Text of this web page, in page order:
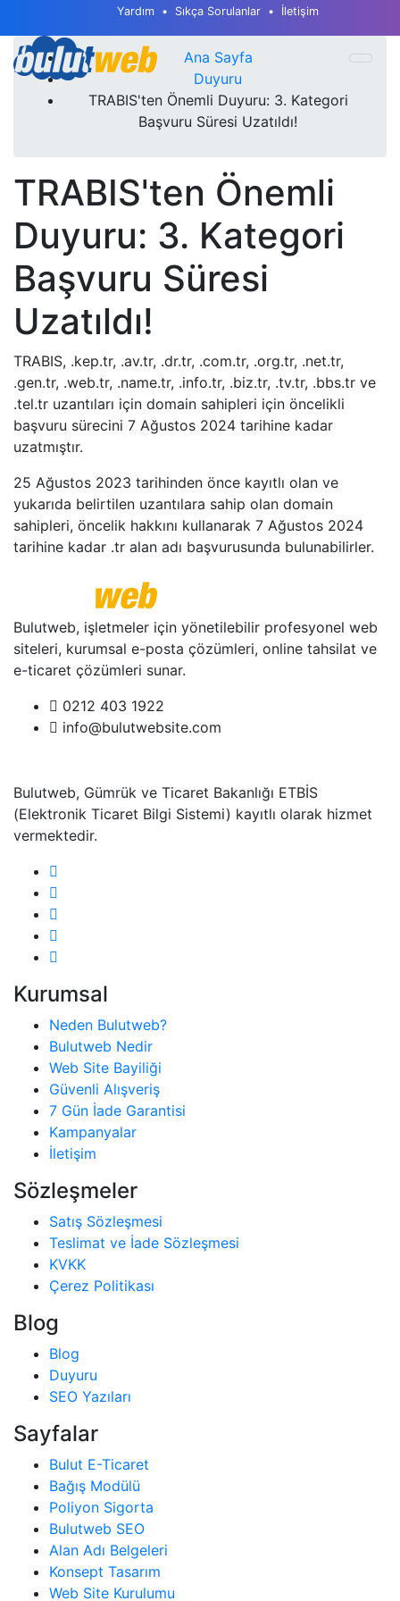
Yardım Sıkça Sorulanlar İletişim
Ana Sayfa
Duyuru
TRABIS'ten Önemli Duyuru: 3. Kategori
Başvuru Süresi Uzatıldı!
TRABIS'ten Önemli
Duyuru: 3. Kategori
Başvuru Süresi
Uzatıldı!
TRABIS, .kep.tr, .av.tr, .dr.tr, .com.tr, .org.tr, .net.tr,
.gen.tr, .web.tr, .name.tr, .info.tr, .biz.tr, .tv.tr, .bbs.tr ve
.tel.tr uzantıları için domain sahipleri için öncelikli
başvuru sürecini 7 Ağustos 2024 tarihine kadar
uzatmıştır.
25 Ağustos 2023 tarihinden önce kayıtlı olan ve
yukarıda belirtilen uzantılara sahip olan domain
sahipleri, öncelik hakkını kullanarak 7 Ağustos 2024
tarihine kadar .tr alan adı başvurusunda bulunabilirler.
Bulutweb, işletmeler için yönetilebilir profesyonel web
siteleri, kurumsal e-posta çözümleri, online tahsilat ve
e-ticaret çözümleri sunar.
0212 403 1922
info@bulutwebsite.com
Bulutweb, Gümrük ve Ticaret Bakanlığı ETBİS
(Elektronik Ticaret Bilgi Sistemi) kayıtlı olarak hizmet
vermektedir.
Kurumsal
Neden Bulutweb?
Bulutweb Nedir
Web Site Bayiliği
Güvenli Alışveriş
7 Gün İade Garantisi
Kampanyalar
İletişim
Sözleşmeler
Satış Sözleşmesi
Teslimat ve İade Sözleşmesi
KVKK
Çerez Politikası
Blog
Blog
Duyuru
SEO Yazıları
Sayfalar
Bulut E-Ticaret
Bağış Modülü
Poliyon Sigorta
Bulutweb SEO
Alan Adı Belgeleri
Konsept Tasarım
Web Site Kurulumu